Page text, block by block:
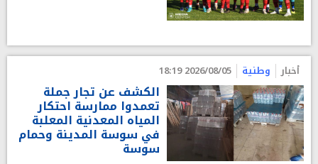
أخبار وطنية 2026/08/05 18:19
الكشف عن تجار جملة
تعمدوا ممارسة احتكار
المياه المعدنية المعلبة
في سوسة المدينة وحمام
سوسة